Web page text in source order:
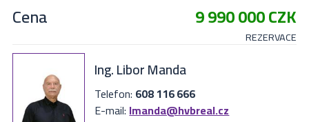
Cena 9 990 000 CZK
REZERVACE
Ing. Libor Manda
Telefon: 608 116 666
E-mail:lmanda@hvbreal.cz